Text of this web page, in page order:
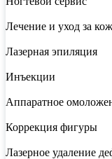
Лечение и уход за
Лазерная эпиляция
Инъекции
Аппаратное
Коррекция фигуры
Лазерное удаление